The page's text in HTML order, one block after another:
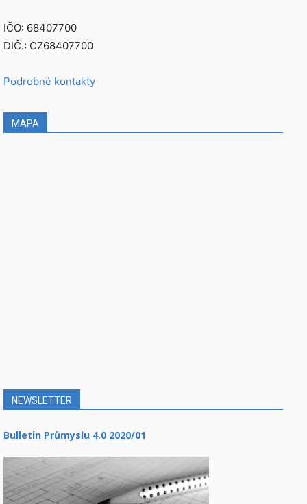
IČO: 68407700
DIČ.: CZ68407700
Podrobné kontakty
MAPA
NEWSLETTER
Bulletin Průmyslu 4.0 2020/01